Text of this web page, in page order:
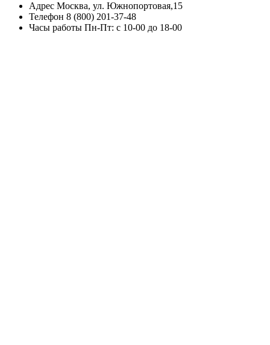
Адрес Москва, ул. Южнопортовая,15
Телефон 8 (800) 201-37-48
Часы работы Пн-Пт: с 10-00 до 18-00